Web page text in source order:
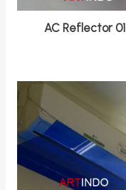
AC Reflector 01